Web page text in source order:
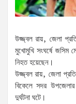
উজ্জ্বল রায়, জেলা
মুখোমুখি সংঘর্ষে
নিহত হয়েছেন।
উজ্জ্বল রায়, জেলা
বিকেলে সদর
দুর্ঘটনা ঘটে।